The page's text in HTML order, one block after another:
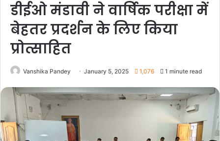
डीईओ मंडावी ने वार्षिक परीक्षा में
बेहतर प्रदर्शन के लिए किया
प्रोत्साहित
Vanshika Pandey January 5, 2025 1,076 1 minute read